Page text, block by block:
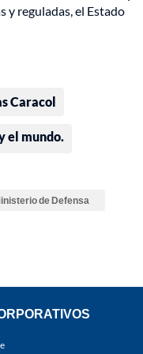
y reguladas, el Estado
Caracol
el mundo.
de Defensa